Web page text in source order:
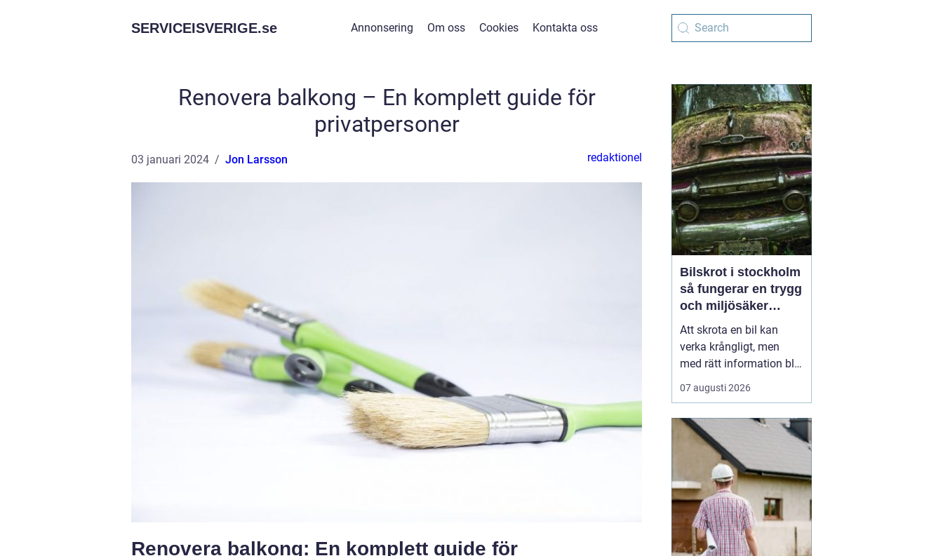
SERVICEISVERIGE.se Annonsering Om oss Cookies Kontakta oss
Renovera balkong – En komplett guide för
privatpersoner
03 januari 2024 Jon Larsson redaktionel
Renovera balkong: En komplett guide för
Bilskrot i stockholm
så fungerar en trygg
och miljösäker
skrotning
Att skrota en bil kan
verka krångligt, men
med rätt information blir
processen enkel. För
många bilägare handlar
saker: trygg
avregistrering, rimlig
ersättning och omtanke
om miljön. I
Stockholmsområdet
finns flera alternativ...
07 augusti 2026